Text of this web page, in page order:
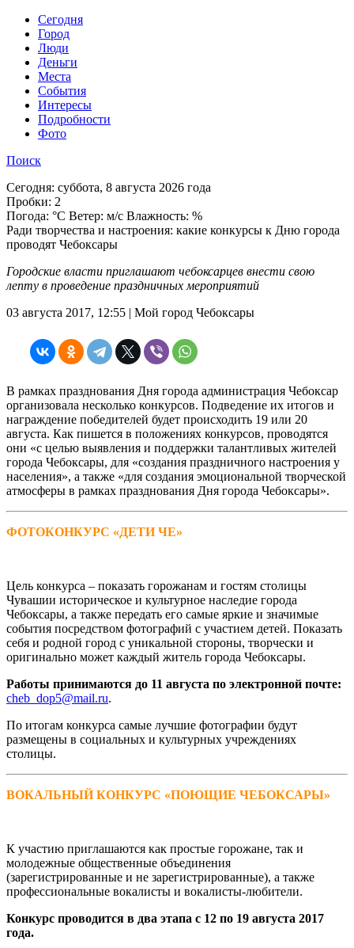
Cегодня
Город
Люди
Деньги
Места
События
Интересы
Подробности
Фото
Поиск
Сегодня: суббота, 8 августа 2026 года
Пробки: 2
Погода: °C Ветер: м/с Влажность: %
Ради творчества и настроения: какие конкурсы к Дню города
проводят Чебоксары
Городские власти приглашают чебоксарцев внести свою
лепту в проведение праздничных мероприятий
03 августа 2017, 12:55 | Мой город Чебоксары
В рамках празднования Дня города администрация Чебоксар
организовала несколько конкурсов. Подведение их итогов и
награждение победителей будет происходить 19 или 20
августа. Как пишется в положениях конкурсов, проводятся
они «с целью выявления и поддержки талантливых жителей
города Чебоксары, для «создания праздничного настроения у
населения», а также «для создания эмоциональной творческой
атмосферы в рамках празднования Дня города Чебоксары».
ФОТОКОНКУРС «ДЕТИ ЧЕ»
Цель конкурса – показать горожанам и гостям столицы
Чувашии историческое и культурное наследие города
Чебоксары, а также передать его самые яркие и значимые
события посредством фотографий с участием детей. Показать
себя и родной город с уникальной стороны, творчески и
оригинально может каждый житель города Чебоксары.
Работы принимаются до 11 августа по электронной почте:
cheb_dop5@mail.ru.
По итогам конкурса самые лучшие фотографии будут
размещены в социальных и культурных учреждениях
столицы.
ВОКАЛЬНЫЙ КОНКУРС «ПОЮЩИЕ ЧЕБОКСАРЫ»
К участию приглашаются как простые горожане, так и
молодежные общественные объединения
(зарегистрированные и не зарегистрированные), а также
профессиональные вокалисты и вокалисты-любители.
Конкурс проводится в два этапа с 12 по 19 августа 2017
года.